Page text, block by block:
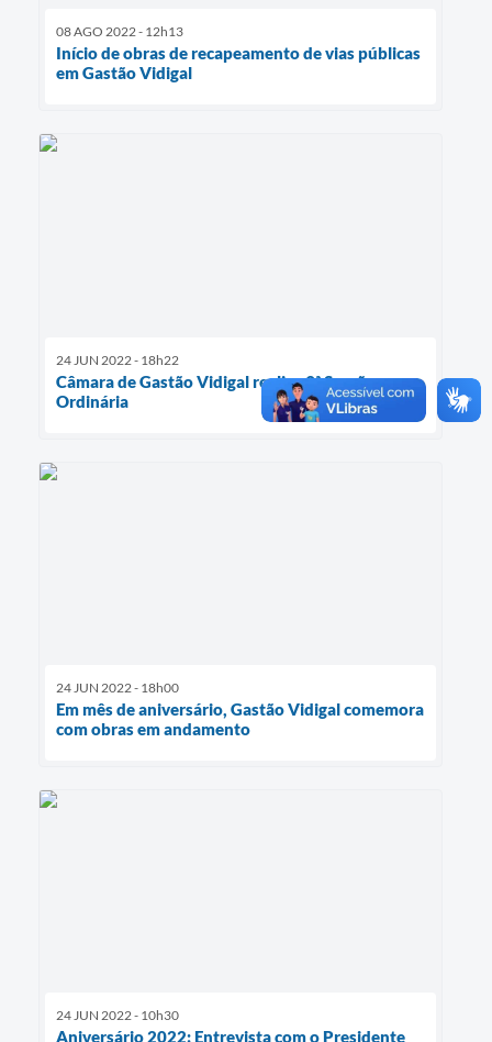
08 AGO 2022 - 12h13
Início de obras de recapeamento de vias públicas
em Gastão Vidigal
24 JUN 2022 - 18h22
Câmara de Gastão Vidigal realiza 9ª Sessão
Ordinária
24 JUN 2022 - 18h00
Em mês de aniversário, Gastão Vidigal comemora
com obras em andamento
24 JUN 2022 - 10h30
Aniversário 2022: Entrevista com o Presidente